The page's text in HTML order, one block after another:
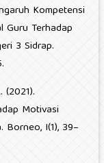
Kompetensi
Terhadap
3 Sidrap.
(2021).
Motivasi
Borneo, I(1), 39–